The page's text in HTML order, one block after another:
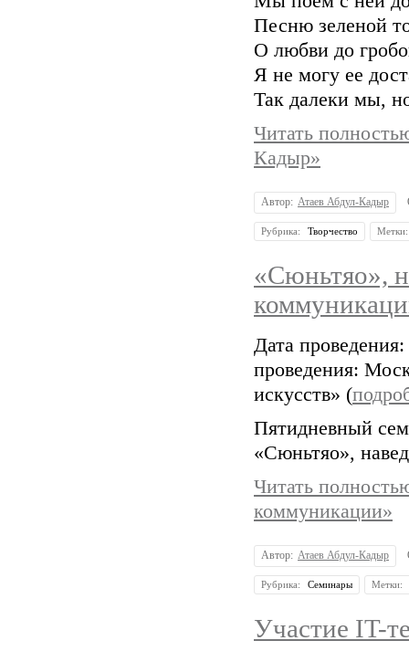
Песню зеленой
О любви до
Я не могу ее
Так далеки мы,
Читать
Кадыр»
Автор: Атаев Абдул-Кадыр
Рубрика: Творчество
«Сюньтяо»,
Дата
проведения:
искусств» (
Пятидневный
«Сюньтяо»,
Читать
коммуникации»
Автор: Атаев Абдул-Кадыр
Рубрика: Семинары Метки:
Участие IT-